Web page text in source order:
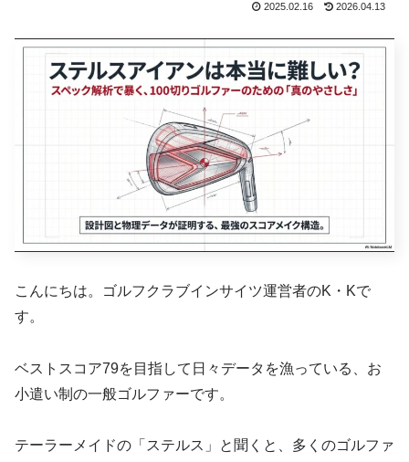
2025.02.16 2026.04.13
こんにちは。ゴルフクラブインサイツ運営者のK・Kで
す。
ベストスコア79を目指して日々データを漁っている、お
小遣い制の一般ゴルファーです。
テーラーメイドの「ステルス」と聞くと、多くのゴルファ